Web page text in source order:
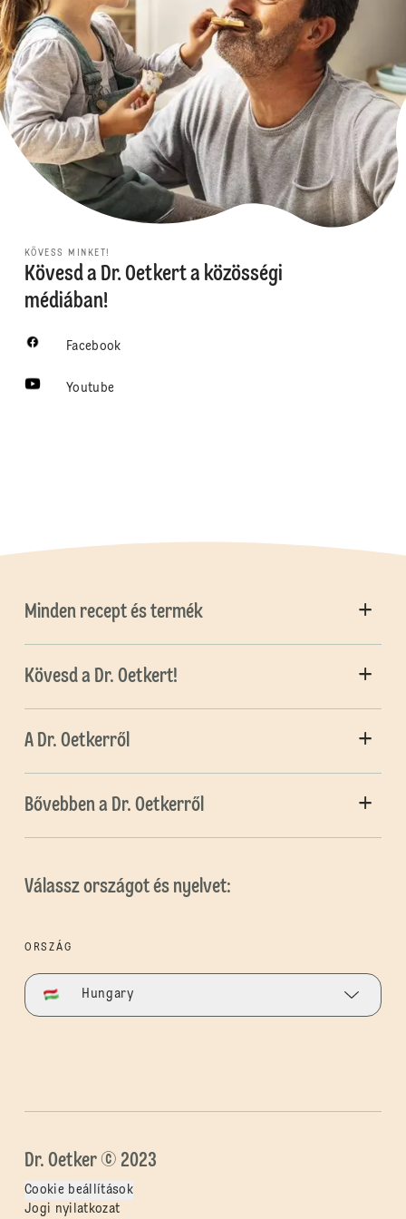
KÖVESS MINKET!
Kövesd a Dr. Oetkert a közösségi
médiában!
Facebook
Youtube
Minden recept és termék
Kövesd a Dr. Oetkert!
A Dr. Oetkerről
Bővebben a Dr. Oetkerről
Válassz országot és nyelvet:
ORSZÁG
Hungary
Dr. Oetker © 2023
Cookie beállítások
Jogi nyilatkozat